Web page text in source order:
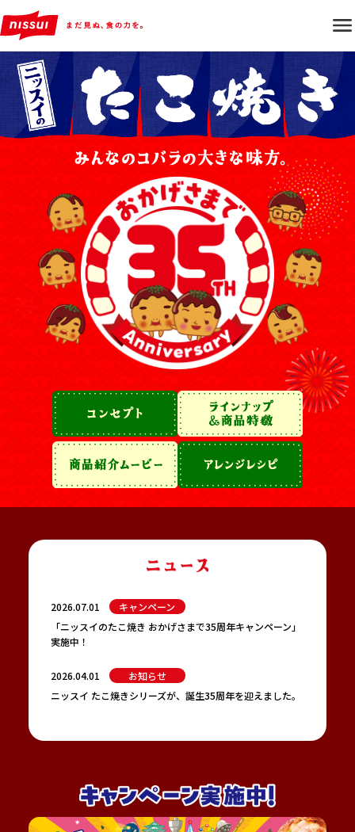
2026.07.01
キャンペーン
「ニッスイのたこ焼き おかげさまで35周年キャンペーン」
実施中！
2026.04.01
お知らせ
ニッスイ たこ焼きシリーズが、誕生35周年を迎えました。